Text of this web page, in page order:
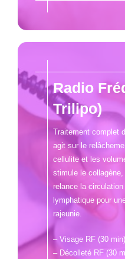
Radio
Trilipo)
Traitement complet
agit sur le
cellulite et les
stimule le
relance la
lymphatique pour
rajeunie.
– Visage RF (30
– Décolleté RF (30